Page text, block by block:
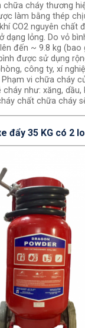
chữa cháy thương
làm bằng thép
CO2 nguyên chất
dạng lỏng. Do vỏ
đến ~ 9.8 kg (bao
được sử dụng
công ty, xí
vi chữa cháy
như: xăng, dầu,
chất chữa cháy
đẩy 35 KG có 2